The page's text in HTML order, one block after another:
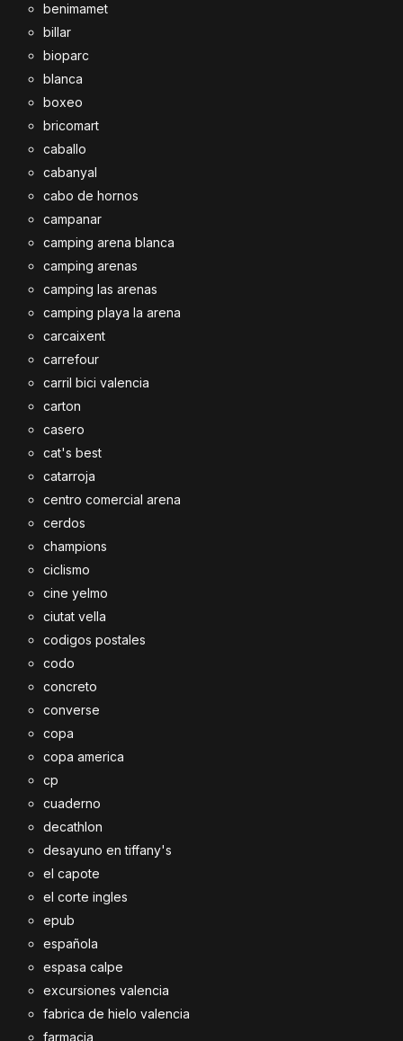
benimamet
billar
bioparc
blanca
boxeo
bricomart
caballo
cabanyal
cabo de hornos
campanar
camping arena blanca
camping arenas
camping las arenas
camping playa la arena
carcaixent
carrefour
carril bici valencia
carton
casero
cat's best
catarroja
centro comercial arena
cerdos
champions
ciclismo
cine yelmo
ciutat vella
codigos postales
codo
concreto
converse
copa
copa america
cp
cuaderno
decathlon
desayuno en tiffany's
el capote
el corte ingles
epub
española
espasa calpe
excursiones valencia
fabrica de hielo valencia
farmacia